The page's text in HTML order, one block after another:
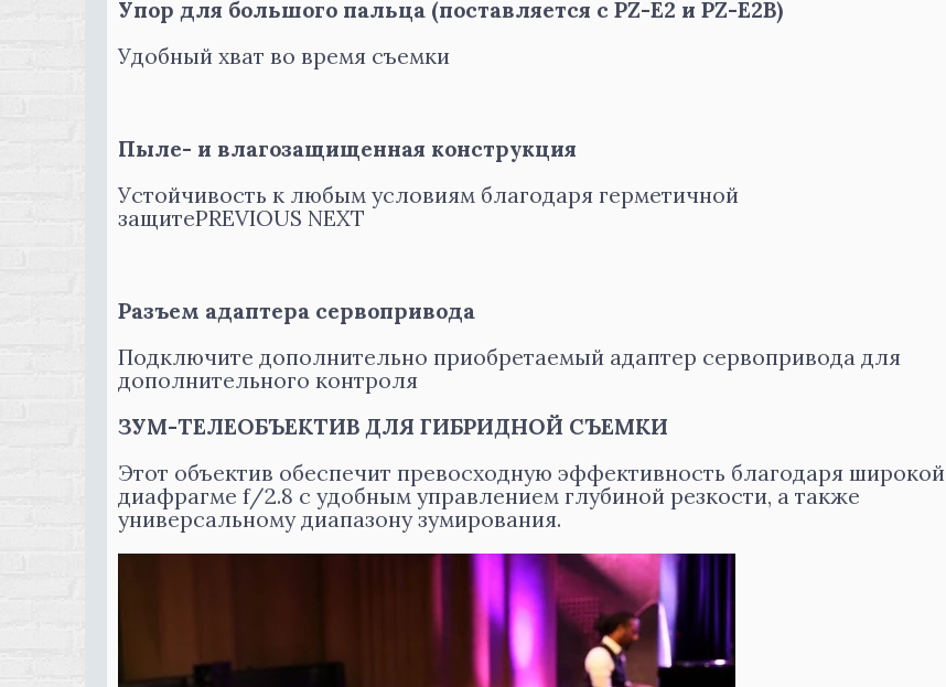
Упор для большого пальца (поставляется с PZ-E2 и PZ-E2B)
Удобный хват во время съемки
Пыле- и влагозащищенная конструкция
Устойчивость к любым условиям благодаря герметичной
защитеPREVIOUS NEXT
Разъем адаптера сервопривода
Подключите дополнительно приобретаемый адаптер сервопривода для
дополнительного контроля
ЗУМ-ТЕЛЕОБЪЕКТИВ ДЛЯ ГИБРИДНОЙ СЪЕМКИ
Этот объектив обеспечит превосходную эффективность благодаря широкой
диафрагме f/2.8 с удобным управлением глубиной резкости, а также
универсальному диапазону зумирования.